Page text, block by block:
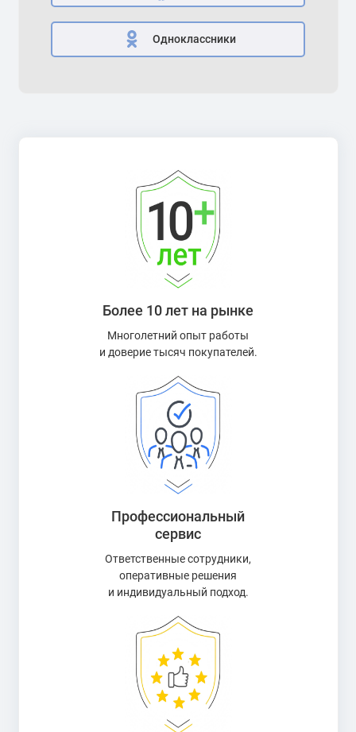
Одноклассники
Более 10 лет на рынке
Многолетний опыт работы
и доверие тысяч покупателей.
Профессиональный
сервис
Ответственные сотрудники,
оперативные решения
и индивидуальный подход.